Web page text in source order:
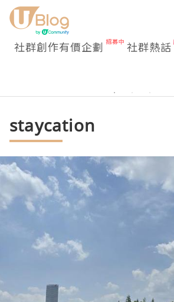
社群創作有價企劃 社群熱話
staycation